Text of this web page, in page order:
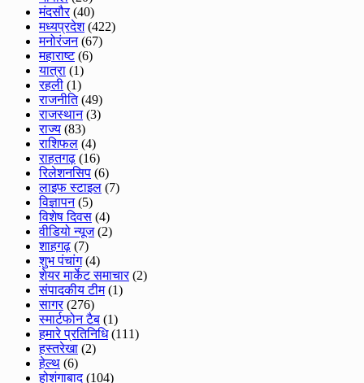
मंदसौर(40)
मध्यप्रदेश(422)
मनोरंजन(67)
महाराष्ट(6)
यात्रा (1)
रहली (1)
राजनीति(49)
राजस्थान(3)
राज्य (83)
राशिफल (4)
राहतगढ़ (16)
रिलेशनसिप (6)
लाइफ स्टाइल (7)
विज्ञापन(5)
विशेष दिवस (4)
वीडियो न्यूज(2)
शाहगढ़ (7)
शुभ पंचांग(4)
शेयर मार्केट समाचार(2)
संपादकीय टीम(1)
सागर(276)
स्मार्टफोन टैब (1)
हमारे प्रतिनिधि(111)
हस्तरेखा (2)
हेल्थ (6)
होशंगाबाद(104)